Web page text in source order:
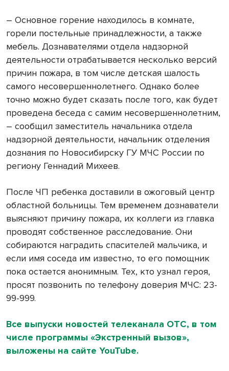
– Основное горение находилось в комнате,
горели постельные принадлежности, а также
мебель. Дознавателями отдела надзорной
деятельности отрабатывается несколько версий
причин пожара, в том числе детская шалость
самого несовершеннолетнего. Однако более
точно можно будет сказать после того, как будет
проведена беседа с самим несовершеннолетним,
– сообщил заместитель начальника отдела
надзорной деятельности, начальник отделения
дознания по Новосибирску ГУ МЧС России по
региону Геннадий Михеев.
После ЧП ребенка доставили в ожоговый центр
областной больницы. Тем временем дознаватели
выясняют причину пожара, их коллеги из главка
проводят собственное расследование. Они
собираются наградить спасителей мальчика, и
если имя соседа им известно, то его помощник
пока остается анонимным. Тех, кто узнал героя,
просят позвонить по телефону доверия МЧС: 23-
99-999.
Все выпуски новостей телеканала ОТС, в том
числе программы «Экстренный вызов»,
выложены на сайте YouTube.